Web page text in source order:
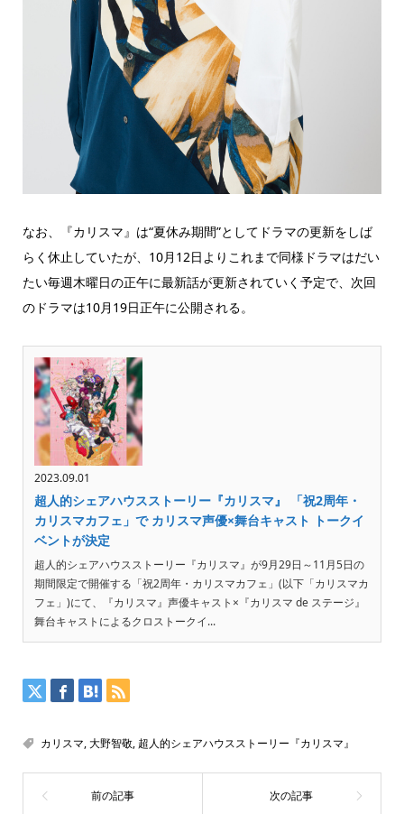
なお、『カリスマ』は“夏休み期間”としてドラマの更新をしば
らく休止していたが、10月12日よりこれまで同様ドラマはだい
たい毎週木曜日の正午に最新話が更新されていく予定で、次回
のドラマは10月19日正午に公開される。
2023.09.01
超人的シェアハウスストーリー『カリスマ』 「祝2周年・
カリスマカフェ」で カリスマ声優×舞台キャスト トークイ
ベントが決定
超人的シェアハウスストーリー『カリスマ』が9月29日～11月5日の
期間限定で開催する「祝2周年・カリスマカフェ」(以下「カリスマカ
フェ」)にて、『カリスマ』声優キャスト×『カリスマ de ステージ』
舞台キャストによるクロストークイ...
カリスマ,大野智敬, 超人的シェアハウスストーリー『カリスマ』